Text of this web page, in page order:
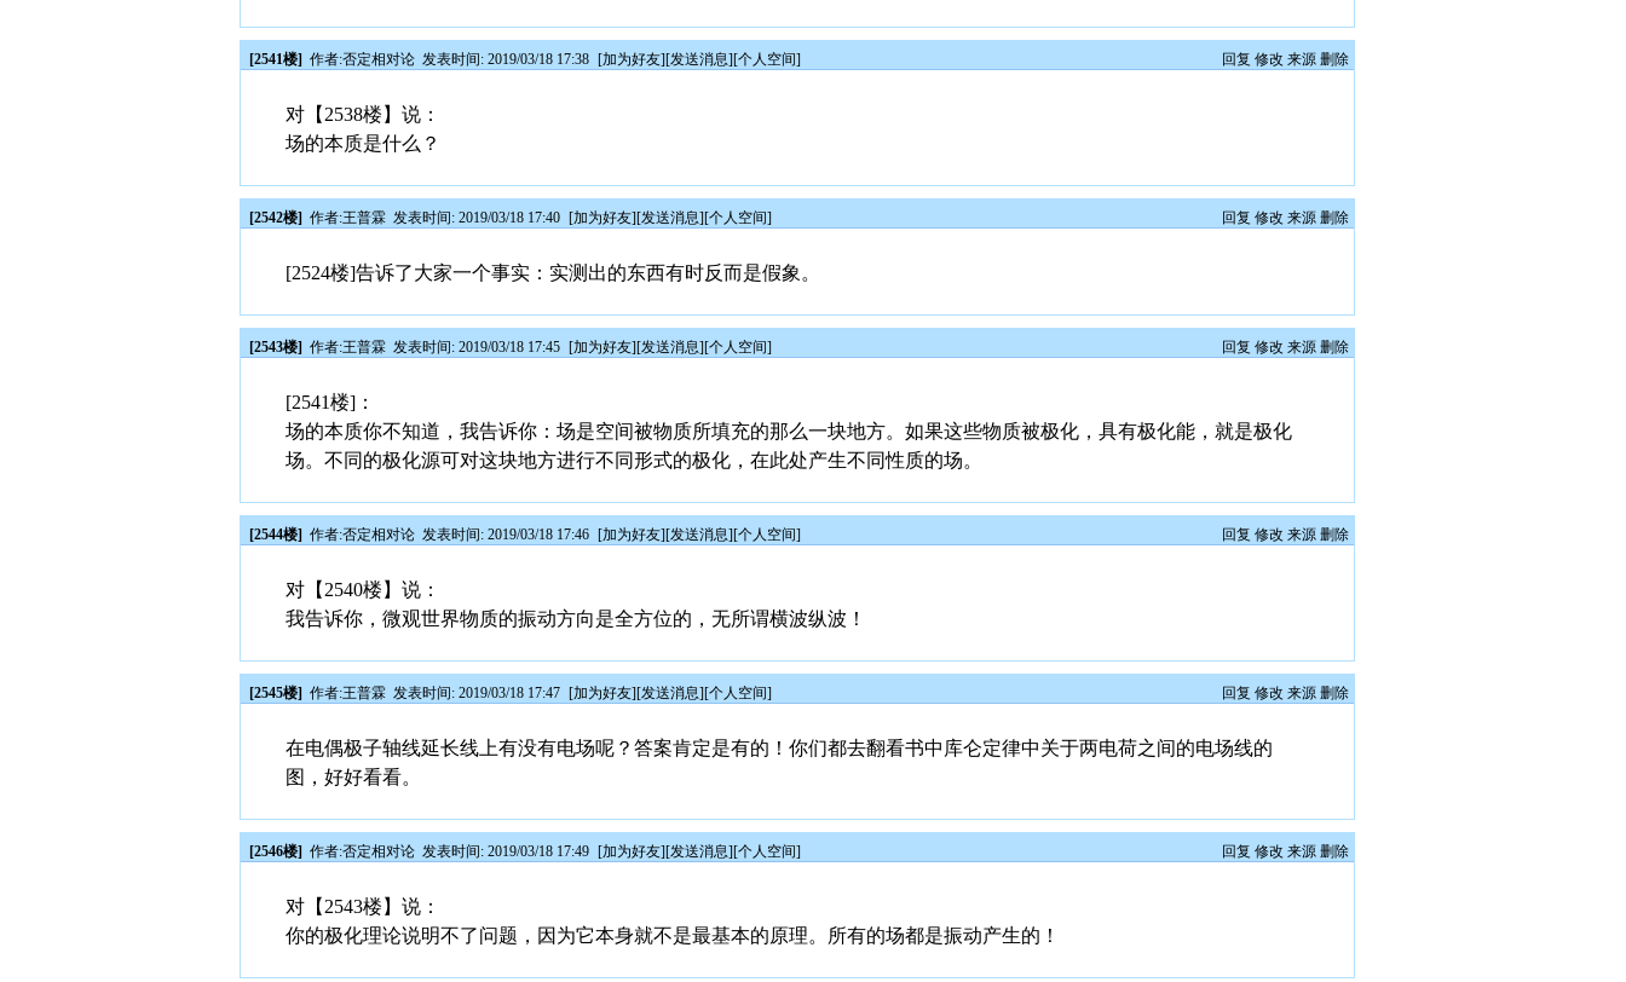
[2541楼] 作者:否定相对论 发表时间: 2019/03/18 17:38 [加为好友][发送消息][个人空间] 回复 修改 来源 删除
对【2538楼】说：
场的本质是什么？
[2542楼] 作者:王普霖 发表时间: 2019/03/18 17:40 [加为好友][发送消息][个人空间] 回复 修改 来源 删除
[2524楼]告诉了大家一个事实：实测出的东西有时反而是假象。
[2543楼] 作者:王普霖 发表时间: 2019/03/18 17:45 [加为好友][发送消息][个人空间] 回复 修改 来源 删除
[2541楼]：
场的本质你不知道，我告诉你：场是空间被物质所填充的那么一块地方。如果这些物质被极化，具有极化能，就是极化
场。不同的极化源可对这块地方进行不同形式的极化，在此处产生不同性质的场。
[2544楼] 作者:否定相对论 发表时间: 2019/03/18 17:46 [加为好友][发送消息][个人空间] 回复 修改 来源 删除
对【2540楼】说：
我告诉你，微观世界物质的振动方向是全方位的，无所谓横波纵波！
[2545楼] 作者:王普霖 发表时间: 2019/03/18 17:47 [加为好友][发送消息][个人空间] 回复 修改 来源 删除
在电偶极子轴线延长线上有没有电场呢？答案肯定是有的！你们都去翻看书中库仑定律中关于两电荷之间的电场线的
图，好好看看。
[2546楼] 作者:否定相对论 发表时间: 2019/03/18 17:49 [加为好友][发送消息][个人空间] 回复 修改 来源 删除
对【2543楼】说：
你的极化理论说明不了问题，因为它本身就不是最基本的原理。所有的场都是振动产生的！